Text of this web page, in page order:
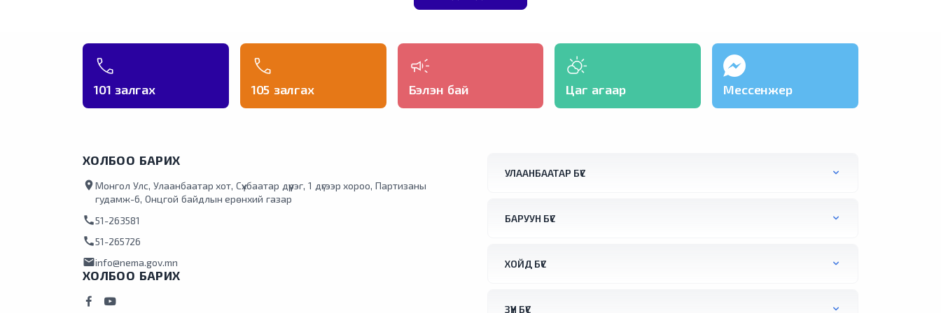
101 залгах 105 залгах Бэлэн бай Цаг агаар Мессенжер
ХОЛБОО БАРИХ
location_onМонгол Улс, Улаанбаатар хот, Сүхбаатар дүүрэг, 1 дүгээр хороо, Партизаны
гудамж-6, Онцгой байдлын ерөнхий газар
call51-263581
call51-265726
mailinfo@nema.gov.mn
ХОЛБОО БАРИХ
УЛААНБААТАР БҮС
БАРУУН БҮС
ХОЙД БҮС
ЗҮҮН БҮС